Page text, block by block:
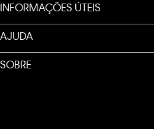
INFORMAÇÕES ÚTEIS
AJUDA
SOBRE